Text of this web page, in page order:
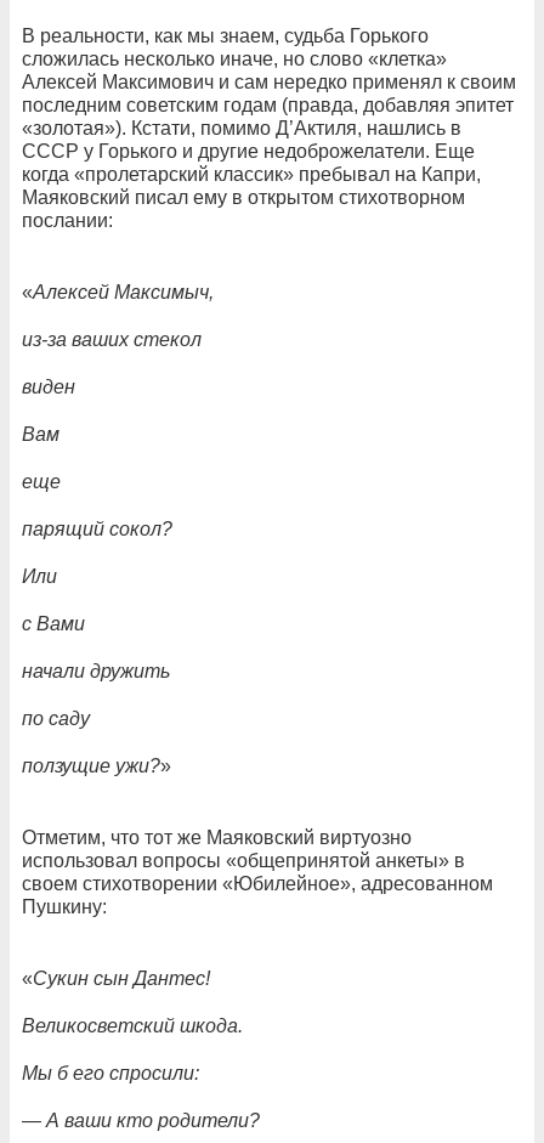
В реальности, как мы знаем, судьба Горького
сложилась несколько иначе, но слово «клетка»
Алексей Максимович и сам нередко применял к своим
последним советским годам (правда, добавляя эпитет
«золотая»). Кстати, помимо Д’Актиля, нашлись в
СССР у Горького и другие недоброжелатели. Еще
когда «пролетарский классик» пребывал на Капри,
Маяковский писал ему в открытом стихотворном
послании:
«Алексей Максимыч,
из-за ваших стекол
виден
Вам
еще
парящий сокол?
Или
с Вами
начали дружить
по саду
ползущие ужи?»
Отметим, что тот же Маяковский виртуозно
использовал вопросы «общепринятой анкеты» в
своем стихотворении «Юбилейное», адресованном
Пушкину:
«Сукин сын Дантес!
Великосветский шкода.
Мы б его спросили:
— А ваши кто родители?